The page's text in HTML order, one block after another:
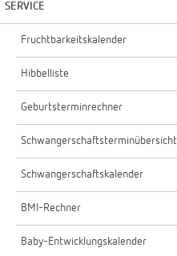
SERVICE
Fruchtbarkeitskalender
Hibbelliste
Geburtsterminrechner
Schwangerschaftsterminübersicht
Schwangerschaftskalender
BMI-Rechner
Baby-Entwicklungskalender